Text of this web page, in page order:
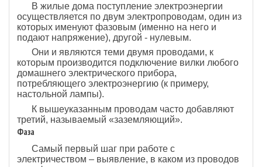
В жилые дома поступление электроэнергии
осуществляется по двум электропроводам, один из
которых именуют фазовым (именно на него и
подают напряжение), другой - нулевым.
Они и являются теми двумя проводами, к
которым производится подключение вилки любого
домашнего электрического прибора,
потребляющего электроэнергию (к примеру,
настольной лампы).
К вышеуказанным проводам часто добавляют
третий, называемый «заземляющий».
Фаза
Самый первый шаг при работе с
электричеством – выявление, в каком из проводов